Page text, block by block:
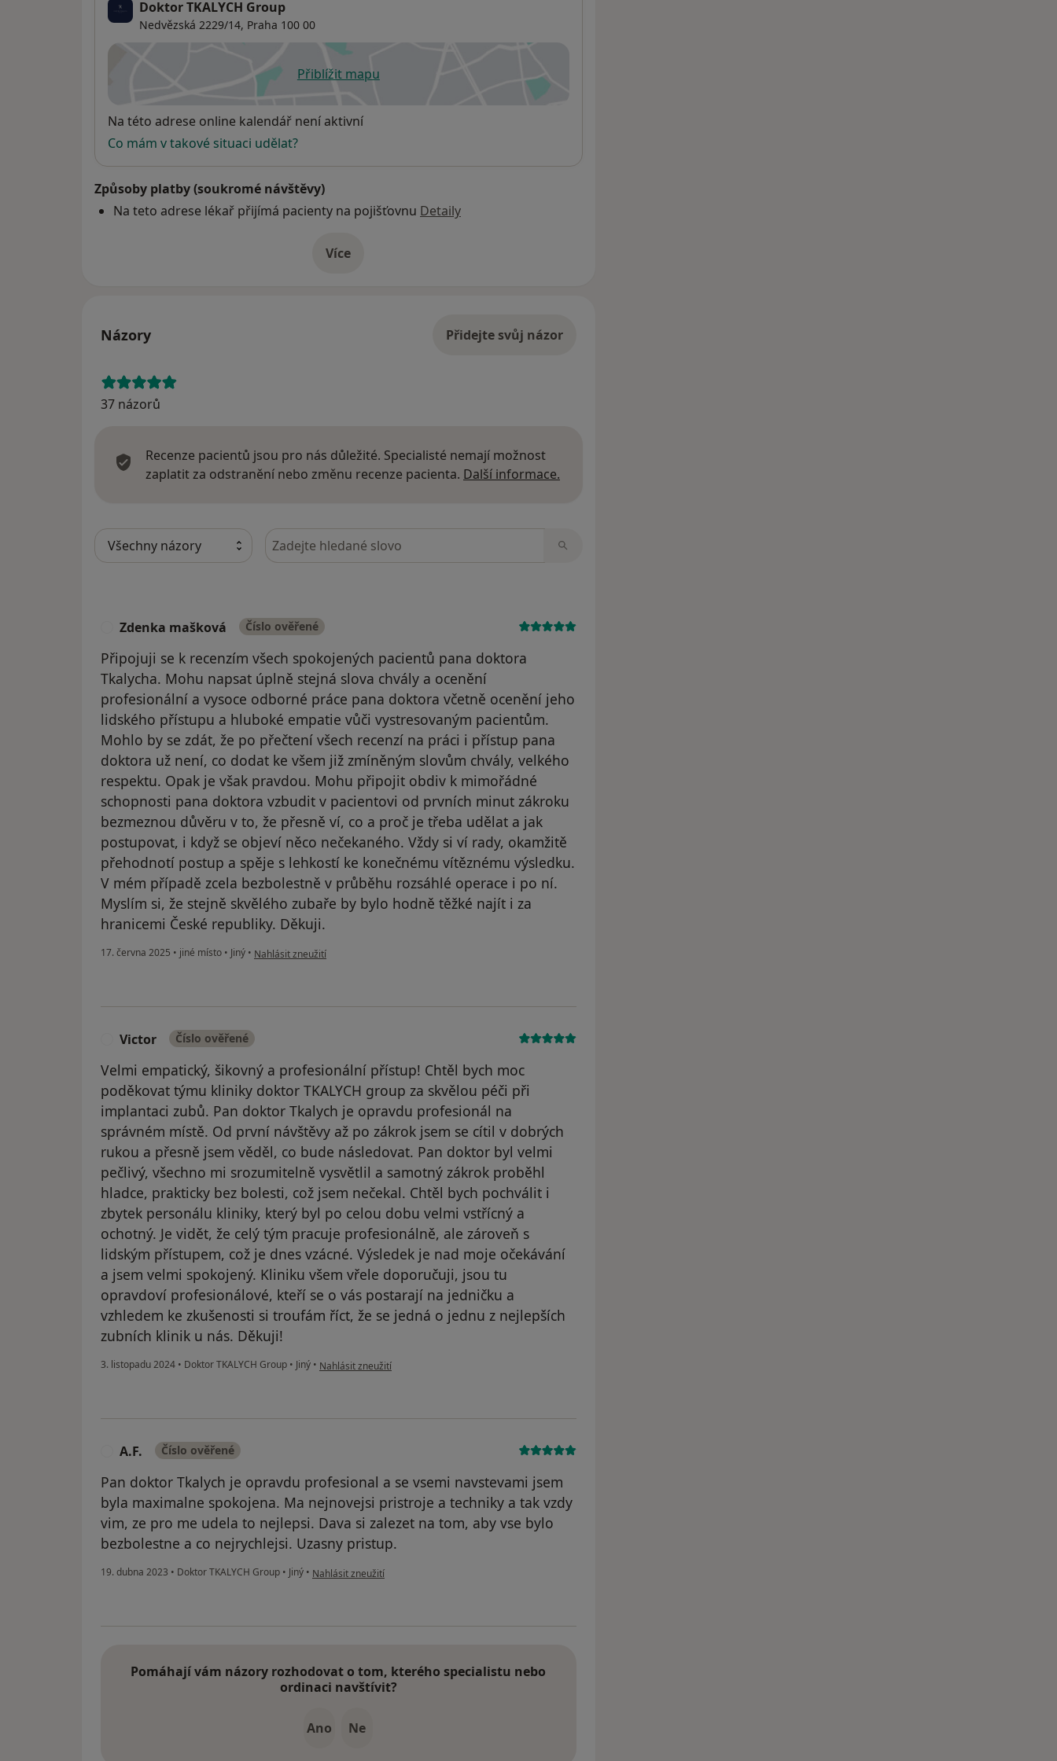
Doktor TKALYCH Group
Nedvězská 2229/14, Praha 100 00
Přiblížit mapuse otevře v nové záložce
Dostupnost
Na této adrese online kalendář není aktivní
Co mám v takové situaci udělat?
Způsoby platby (soukromé návštěvy)
Na teto adrese lékař přijímá pacienty na pojišťovnu Detaily
Víceo adrese
Názory Přidejte svůj názor
37 názorů
Recenze pacientů jsou pro nás důležité. Specialisté nemají možnost
zaplatit za odstranění nebo změnu recenze pacienta. Další informace.
Hledejte v názorech
Zdenka mašková Číslo ověřené
Připojuji se k recenzím všech spokojených pacientů pana doktora
Tkalycha. Mohu napsat úplně stejná slova chvály a ocenění
profesionální a vysoce odborné práce pana doktora včetně ocenění jeho
lidského přístupu a hluboké empatie vůči vystresovaným pacientům.
Mohlo by se zdát, že po přečtení všech recenzí na práci i přístup pana
doktora už není, co dodat ke všem již zmíněným slovům chvály, velkého
respektu. Opak je však pravdou. Mohu připojit obdiv k mimořádné
schopnosti pana doktora vzbudit v pacientovi od prvních minut zákroku
bezmeznou důvěru v to, že přesně ví, co a proč je třeba udělat a jak
postupovat, i když se objeví něco nečekaného. Vždy si ví rady, okamžitě
přehodnotí postup a spěje s lehkostí ke konečnému vítěznému výsledku.
V mém případě zcela bezbolestně v průběhu rozsáhlé operace i po ní.
Myslím si, že stejně skvělého zubaře by bylo hodně těžké najít i za
hranicemi České republiky. Děkuji.
17. června 2025 • jiné místo • Jiný • podle názoru uživatele Zdenka mašková
Nahlásit zneužití
Victor Číslo ověřené
Velmi empatický, šikovný a profesionální přístup! Chtěl bych moc
poděkovat týmu kliniky doktor TKALYCH group za skvělou péči při
implantaci zubů. Pan doktor Tkalych je opravdu profesionál na
správném místě. Od první návštěvy až po zákrok jsem se cítil v dobrých
rukou a přesně jsem věděl, co bude následovat. Pan doktor byl velmi
pečlivý, všechno mi srozumitelně vysvětlil a samotný zákrok proběhl
hladce, prakticky bez bolesti, což jsem nečekal. Chtěl bych pochválit i
zbytek personálu kliniky, který byl po celou dobu velmi vstřícný a
ochotný. Je vidět, že celý tým pracuje profesionálně, ale zároveň s
lidským přístupem, což je dnes vzácné. Výsledek je nad moje očekávání
a jsem velmi spokojený. Kliniku všem vřele doporučuji, jsou tu
opravdoví profesionálové, kteří se o vás postarají na jedničku a
vzhledem ke zkušenosti si troufám říct, že se jedná o jednu z nejlepších
zubních klinik u nás. Děkuji!
3. listopadu 2024 • Doktor TKALYCH Group • Jiný • podle názoru uživatele Victor
Nahlásit zneužití
A.F. Číslo ověřené
Pan doktor Tkalych je opravdu profesional a se vsemi navstevami jsem
byla maximalne spokojena. Ma nejnovejsi pristroje a techniky a tak vzdy
vim, ze pro me udela to nejlepsi. Dava si zalezet na tom, aby vse bylo
bezbolestne a co nejrychlejsi. Uzasny pristup.
19. dubna 2023 • Doktor TKALYCH Group • Jiný • podle názoru uživatele A.F.
Nahlásit zneužití
Pomáhají vám názory rozhodovat o tom, kterého specialistu nebo
ordinaci navštívit?
Ano Ne